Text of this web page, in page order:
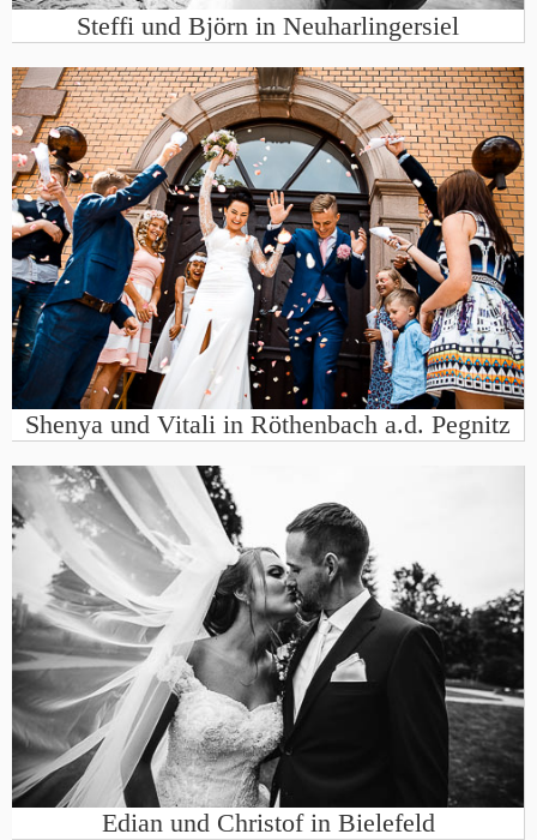
Steffi und Björn in Neuharlingersiel
Shenya und Vitali in Röthenbach a.d. Pegnitz
Edian und Christof in Bielefeld